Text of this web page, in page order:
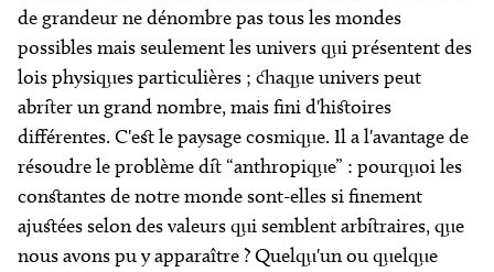
de grandeur ne dénombre pas tous les mondes
possibles mais seulement les univers qui présentent des
lois physiques particulières ; chaque univers peut
abriter un grand nombre, mais fini d'histoires
différentes. C'est le paysage cosmique. Il a l'avantage de
résoudre le problème dit “anthropique” : pourquoi les
constantes de notre monde sont-elles si finement
ajustées selon des valeurs qui semblent arbitraires, que
nous avons pu y apparaître ? Quelqu'un ou quelque